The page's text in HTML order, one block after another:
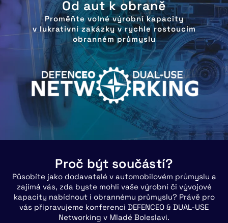
Od aut k obraně
Proměňte volné výrobní kapacity
v lukrativní zakázky v rychle rostoucím
obranném průmyslu
Proč být součástí?
Působíte jako dodavatelé v automobilovém průmyslu a
zajímá vás, zda byste mohli vaše výrobní či vývojové
kapacity nabídnout i obrannému průmyslu? Právě pro
vás připravujeme konferenci DEFENCEO & DUAL-USE
Networking v Mladé Boleslavi.